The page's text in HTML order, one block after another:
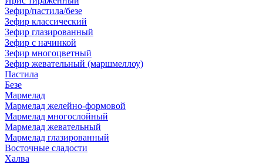
Зефир/пастила/безе
Зефир классический
Зефир глазированный
Зефир с начинкой
Зефир многоцветный
Зефир жевательный (маршмеллоу)
Пастила
Безе
Мармелад
Мармелад желейно-формовой
Мармелад многослойный
Мармелад жевательный
Мармелад глазированный
Восточные сладости
Халва